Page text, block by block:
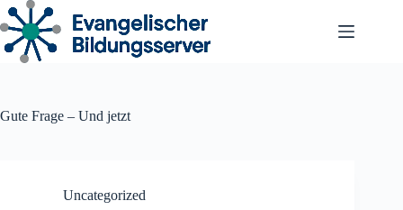
Zum
Inhalt
springen
Gute Frage – Und jetzt
Uncategorized